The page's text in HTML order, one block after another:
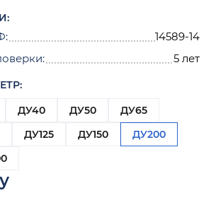
14589-14
5 лет
ДУ40 ДУ50
ДУ65
ДУ125 ДУ150
ДУ200